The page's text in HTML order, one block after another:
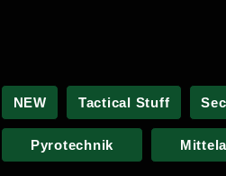
NEW Tactical Stuff
Pyrotechnik